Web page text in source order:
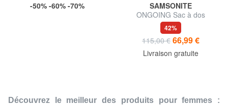
-50% -60% -70%
SAMSONITE
ONGOING Sac à dos
ordinateur 14"
42%
115,00 € 66,99 €
Livraison gratuite
Découvrez le meilleur des produits pour femmes :